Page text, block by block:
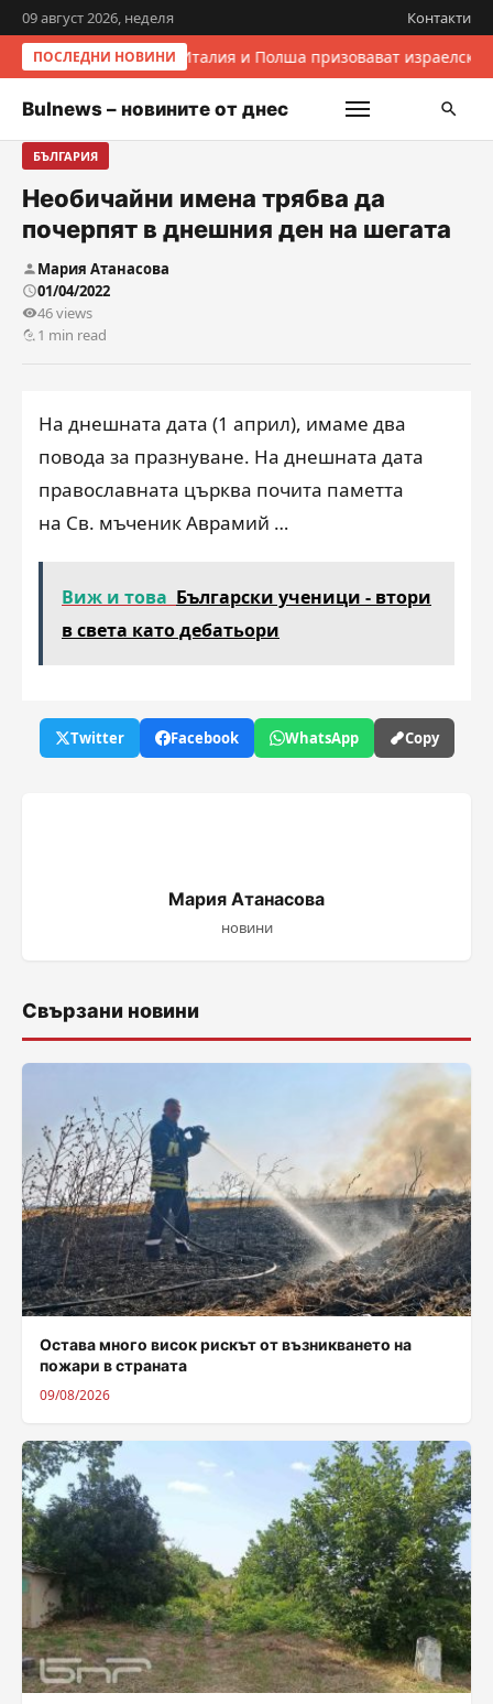
09 август 2026, неделя Контакти
ПОСЛЕДНИ НОВИНИ Италия и Полша призовават
Bulnews – новините от днес
БЪЛГАРИЯ
Необичайни имена трябва да
почерпят в днешния ден на шегата
Мария Атанасова
01/04/2022
46 views
1 min read
На днешната дата (1 април), имаме два
повода за празнуване. На днешната дата
православната църква почита паметта
на Св. мъченик Аврамий …
Виж и това Български ученици - втори
в света като дебатьори
Twitter Facebook WhatsApp Copy
Мария Атанасова
новини
Свързани новини
Остава много висок рискът от възникването на
пожари в страната
09/08/2026